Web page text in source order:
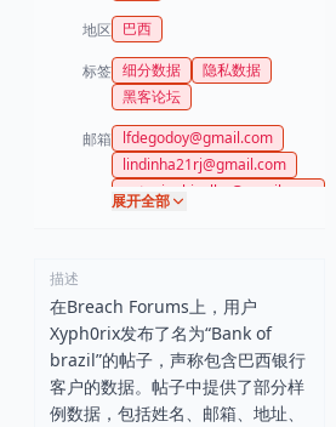
地区 巴西
标签 细分数据
隐私数据
黑客论坛
邮箱
lfdegodoy@gmail.com
lindinha21rj@gmail.com
antoninebicalho@gmail.co
m
展开全部
描述
在Breach Forums上，用户
Xyph0rix发布了名为“Bank of
brazil”的帖子，声称包含巴西银行
客户的数据。帖子中提供了部分样
例数据，包括姓名、邮箱、地址、